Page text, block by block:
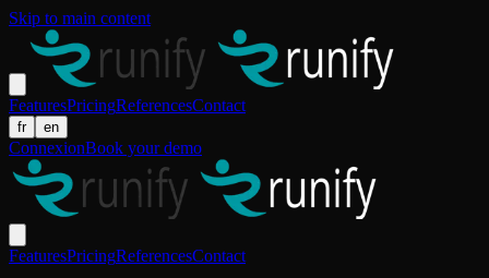
Skip to main content
FeaturesPricingReferencesContact
fr en
ConnexionBook your demo
FeaturesPricingReferencesContact